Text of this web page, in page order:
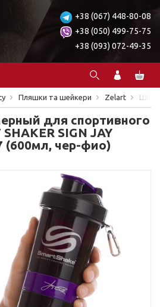
+38 (067) 448-80-08
+38 (050) 499-75-75
+38 (093) 072-49-35
Пляшки та шейкери Zelart
для спортивного
SIGN JAY
(600мл, чер-фио)